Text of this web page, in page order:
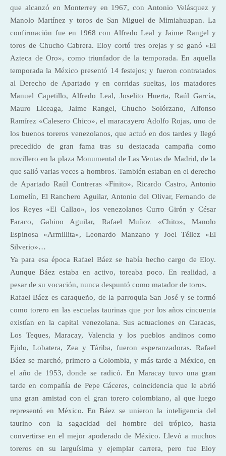
que alcanzó en Monterrey en 1967, con Antonio Velásquez y
Manolo Martínez y toros de San Miguel de Mimiahuapan. La
confirmación fue en 1968 con Alfredo Leal y Jaime Rangel y
toros de Chucho Cabrera. Eloy cortó tres orejas y se ganó «El
Azteca de Oro», como triunfador de la temporada. En aquella
temporada la México presentó 14 festejos; y fueron contratados
al Derecho de Apartado y en corridas sueltas, los matadores
Manuel Capetillo, Alfredo Leal, Joselito Huerta, Raúl García,
Mauro Liceaga, Jaime Rangel, Chucho Solórzano, Alfonso
Ramírez «Calesero Chico», el maracayero Adolfo Rojas, uno de
los buenos toreros venezolanos, que actuó en dos tardes y llegó
precedido de gran fama tras su destacada campaña como
novillero en la plaza Monumental de Las Ventas de Madrid, de la
que salió varias veces a hombros. También estaban en el derecho
de Apartado Raúl Contreras «Finito», Ricardo Castro, Antonio
Lomelín, El Ranchero Aguilar, Antonio del Olivar, Fernando de
los Reyes «El Callao», los venezolanos Curro Girón y César
Faraco, Gabino Aguilar, Rafael Muñoz «Chito», Manolo
Espinosa «Armillita», Leonardo Manzano y Joel Téllez «El
Silverio»…
Ya para esa época Rafael Báez se había hecho cargo de Eloy.
Aunque Báez estaba en activo, toreaba poco. En realidad, a
pesar de su vocación, nunca despuntó como matador de toros.
Rafael Báez es caraqueño, de la parroquia San José y se formó
como torero en las escuelas taurinas que por los años cincuenta
existían en la capital venezolana. Sus actuaciones en Caracas,
Los Teques, Maracay, Valencia y los pueblos andinos como
Ejido, Lobatera, Zea y Táriba, fueron esperanzadoras. Rafael
Báez se marchó, primero a Colombia, y más tarde a México, en
el año de 1953, donde se radicó. En Maracay tuvo una gran
tarde en compañía de Pepe Cáceres, coincidencia que le abrió
una gran amistad con el gran torero colombiano, al que luego
representó en México. En Báez se unieron la inteligencia del
taurino con la sagacidad del hombre del trópico, hasta
convertirse en el mejor apoderado de México. Llevó a muchos
toreros en su larguísima y ejemplar carrera, pero fue Eloy